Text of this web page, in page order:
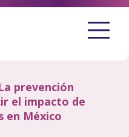
prevención
el impacto de
en México